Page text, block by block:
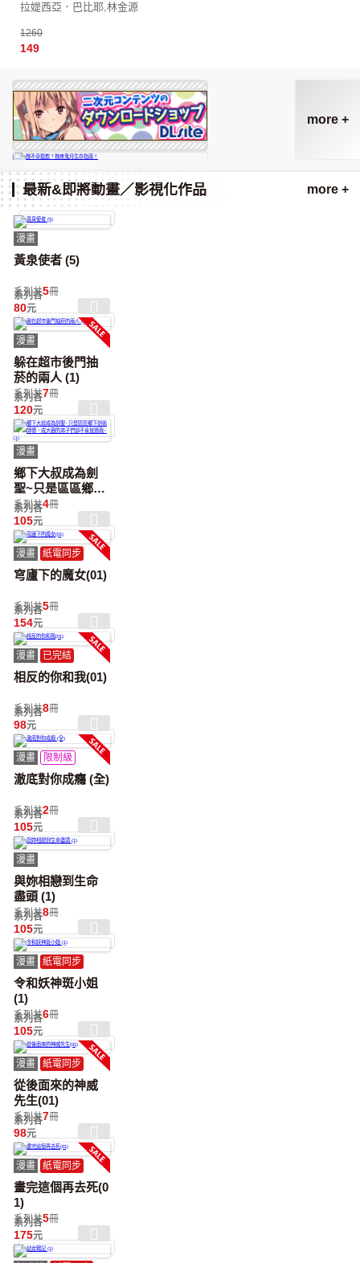
拉媞西亞．巴比耶,林金源
1260
149
more +
最新&即將動畫／影視化作品
漫畫
黃泉使者 (5)
系列共5冊
系列各
80元
漫畫
躲在超市後門抽
菸的兩人 (1)
系列共7冊
系列各
120元
漫畫
鄉下大叔成為劍
聖~只是區區鄉下
劍術師傅，成大
器的弟子們卻不
肯放過我~ (1)
系列共4冊
系列各
105元
漫畫 紙電同步
穹廬下的魔女(01)
系列共5冊
系列各
154元
漫畫 已完結
相反的你和我(01)
系列共8冊
系列各
98元
漫畫 限制級
澈底對你成癮 (全)
系列共2冊
系列各
105元
漫畫
與妳相戀到生命
盡頭 (1)
系列共8冊
系列各
105元
漫畫 紙電同步
令和妖神斑小姐
(1)
系列共6冊
系列各
105元
漫畫 紙電同步
從後面來的神威
先生(01)
系列共7冊
系列各
98元
漫畫 紙電同步
畫完這個再去死(0
1)
系列共5冊
系列各
175元
more +